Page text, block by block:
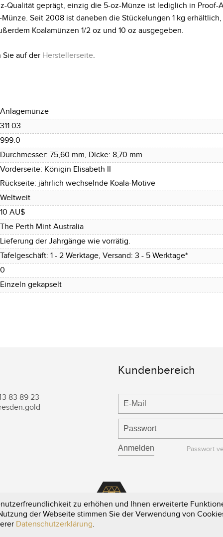
Qualität geprägt, einzig die 5-oz-Münze ist lediglich in Proof-
Seit 2008 ist daneben die Stückelungen 1 kg
Koalamünzen 1/2 oz und 10 oz ausgegeben.
Sie auf der Herstellerseite.
Anlagemünze
311.03
999.0
Durchmesser: 75,60 mm, Dicke: 8,70 mm
Vorderseite: Königin Elisabeth II
Rückseite: jährlich wechselnde Koala-Motive
Weltweit
10 AU$
The Perth Mint Australia
Lieferung der Jahrgänge wie vorrätig.
Tafelgeschäft: 1 - 2 Werktage, Versand: 3 - 5 Werktage*
0
Einzeln gekapselt
83 89 23
Kundenbereich
Passwort
zu erhöhen und Ihnen erweiterte
der Webseite stimmen Sie der Verwendung von
Datenschutzerklärung.